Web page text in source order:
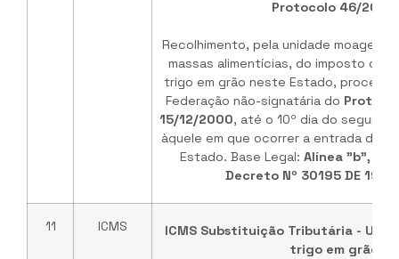
Protocolo 46/2000
Recolhimento, pela unidade moageira
massas alimentícias, do imposto
trigo em grão neste Estado,
Federação não-signatária do
15/12/2000, até o 10º dia do
àquele em que ocorrer a entrada do
Estado. Base Legal: Alínea "b",
Decreto Nº 30195 DE 19/
11 ICMS
ICMS Substituição Tributária -
trigo em grão